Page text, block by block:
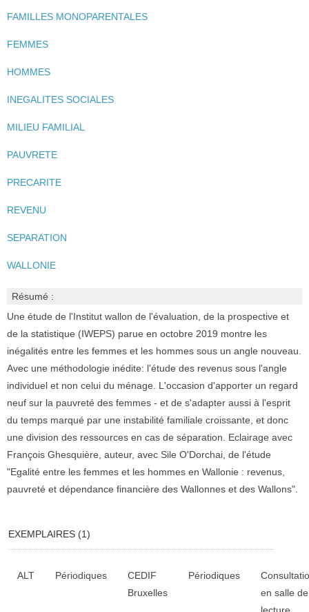
FAMILLES MONOPARENTALES
FEMMES
HOMMES
INEGALITES SOCIALES
MILIEU FAMILIAL
PAUVRETE
PRECARITE
REVENU
SEPARATION
WALLONIE
Résumé :
Une étude de l'Institut wallon de l'évaluation, de la prospective et
de la statistique (IWEPS) parue en octobre 2019 montre les
inégalités entre les femmes et les hommes sous un angle nouveau.
Avec une méthodologie inédite: l'étude des revenus sous l'angle
individuel et non celui du ménage. L'occasion d'apporter un regard
neuf sur la pauvreté des femmes - et de s'adapter aussi à l'esprit
du temps marqué par une instabilité familiale croissante, et donc
une division des ressources en cas de séparation. Eclairage avec
François Ghesquière, auteur, avec Sile O'Dorchai, de l'étude
"Egalité entre les femmes et les hommes en Wallonie : revenus,
pauvreté et dépendance financière des Wallonnes et des Wallons".
EXEMPLAIRES (1)
ALT
Périodiques
CEDIF
Bruxelles
Périodiques
en salle de